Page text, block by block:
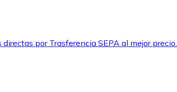
por Trasferencia SEPA al mejor precio.